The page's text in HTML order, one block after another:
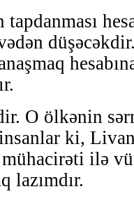
tapdanması
O ölkənin
insanlar ki,
ilə
lazımdır.